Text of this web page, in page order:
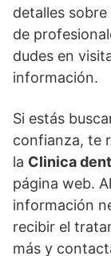
detalles
de
dudes en
información.
Si estás
confianza, te
la Clinica
página web.
información
recibir el
más y